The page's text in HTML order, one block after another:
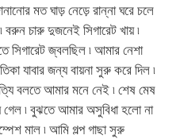
মত ঘাড় নেড়ে রান্না ঘরে চলে
বরুন চারু দুজনেই সিগারেট খায় ৷
সিগারেট জ্বলছিল ৷ আমার নেশা
যাবার জন্য বায়না সুরু করে দিল ৷
বলতে আমার মনে নেই ৷ শেষ মেষ
৷ বুঝতে আমার অসুবিধা হলো না
মাল ৷ আমি গল্প গাছা সুরু